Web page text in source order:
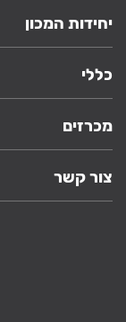
יחידות המכון
כללי
מכרזים
צור קשר